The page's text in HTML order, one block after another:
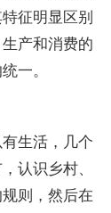
征明显区别
产和消费的
一。
生活，几个
认识乡村、
则，然后在